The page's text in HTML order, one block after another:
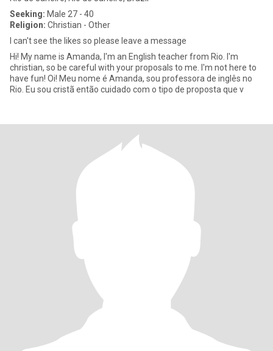
Seeking: Male 27 - 40
Religion: Christian - Other
I can't see the likes so please leave a message
Hi! My name is Amanda, I'm an English teacher from Rio. I'm
christian, so be careful with your proposals to me. I'm not here to
have fun! Oi! Meu nome é Amanda, sou professora de inglês no
Rio. Eu sou cristã então cuidado com o tipo de proposta que v